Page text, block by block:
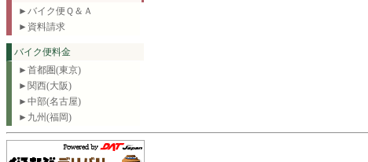
►バイク便Ｑ＆Ａ
►資料請求
バイク便料金
►首都圏(東京)
►関西(大阪)
►中部(名古屋)
►九州(福岡)